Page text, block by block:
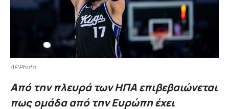
AP Photo
Από την πλευρά των ΗΠΑ επιβεβαιώνεται
πως ομάδα από την Ευρώπη έχει